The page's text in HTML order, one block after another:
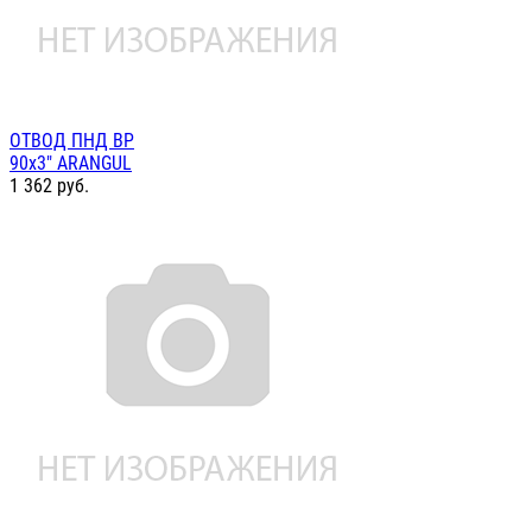
ОТВОД ПНД ВР
90х3" ARANGUL
1 362 руб.